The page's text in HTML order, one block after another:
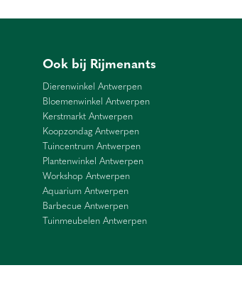
Ook bij Rijmenants
Dierenwinkel Antwerpen
Bloemenwinkel Antwerpen
Kerstmarkt Antwerpen
Koopzondag Antwerpen
Tuincentrum Antwerpen
Plantenwinkel Antwerpen
Workshop Antwerpen
Aquarium Antwerpen
Barbecue Antwerpen
Tuinmeubelen Antwerpen